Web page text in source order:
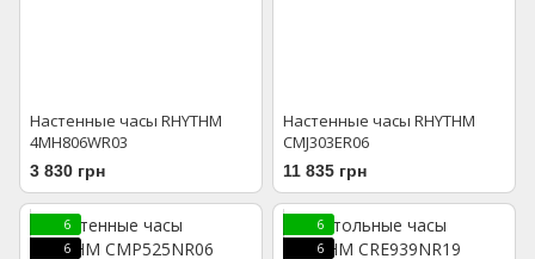
Настенные часы RHYTHM
4MH806WR03
3 830 грн
Настенные часы RHYTHM
CMJ303ER06
11 835 грн
6
6
6
6